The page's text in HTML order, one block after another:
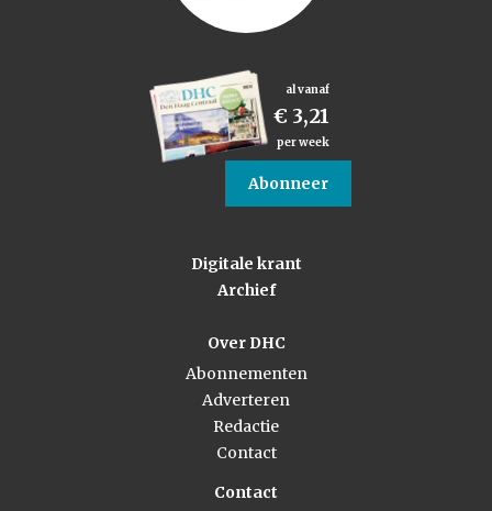
al vanaf
€ 3,21
per week
Abonneer
Digitale krant
Archief
Over DHC
Abonnementen
Adverteren
Redactie
Contact
Contact